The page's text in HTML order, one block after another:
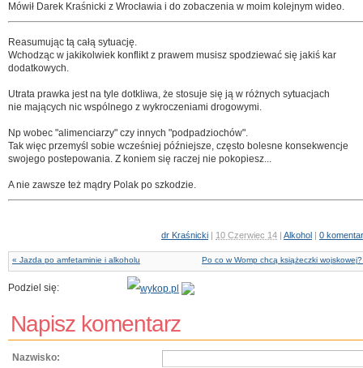
Mówił Darek Kraśnicki z Wrocławia i do zobaczenia w moim kolejnym wideo.
Reasumując tą całą sytuację.
Wchodząc w jakikolwiek konflikt z prawem musisz spodziewać się jakiś kar
dodatkowych.
Utrata prawka jest na tyle dotkliwa, że stosuje się ją w różnych sytuacjach
nie mających nic wspólnego z wykroczeniami drogowymi.
Np wobec "alimenciarzy" czy innych "podpadziochów".
Tak więc przemyśl sobie wcześniej późniejsze, często bolesne konsekwencje
swojego postepowania. Z koniem się raczej nie pokopiesz...
A nie zawsze też mądry Polak po szkodzie.
dr Kraśnicki 10 Czerwiec 14 Alkohol 0
« Jazda po amfetaminie i alkoholu Po co w Womp chcą książeczki
Podziel się:
Napisz komentarz
Nazwisko: